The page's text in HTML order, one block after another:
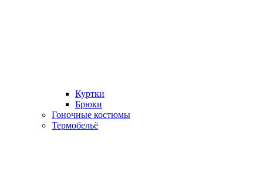
Куртки
Брюки
Гоночные костюмы
Термобельё